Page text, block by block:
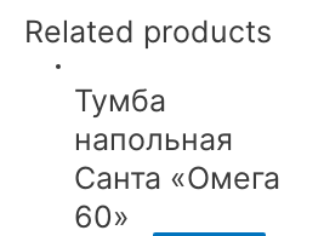
Related products
Тумба
напольная
Санта «Омега
60»